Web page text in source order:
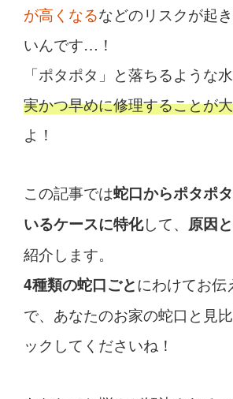
が高くなるなどのリスクが起
いんです…！
「ポタポタ」と落ちるような水
実かつ早めに修理することが
よ！
この記事では蛇口からポタポ
いるケースに特化して、 原因
紹介します。
4種類の蛇口ごとにわけてお伝
で、あなたのお家の蛇口と見
ックしてくださいね！